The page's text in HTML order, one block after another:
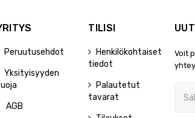
Peruutusehdot
Yksityisyyden
AGB
TILISI
Henkilökohtaiset
tiedot
Palautetut
tavarat
Voit